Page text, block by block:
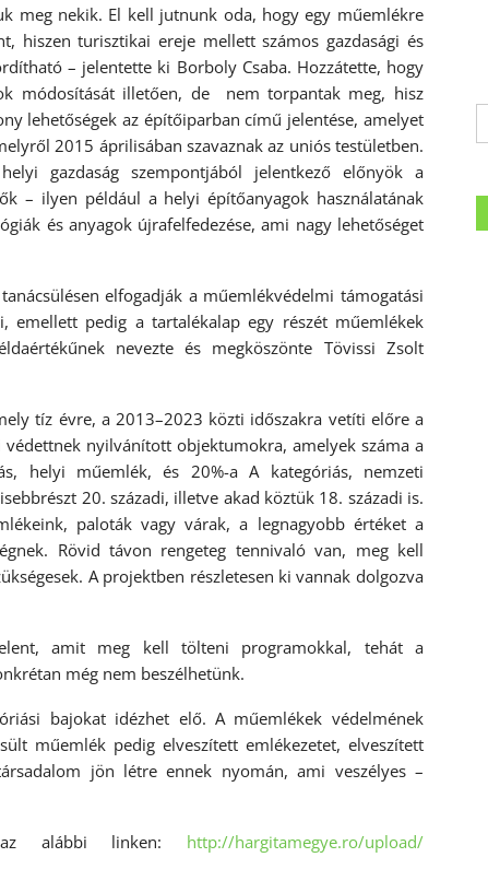
meg nekik. El kell jutnunk oda, hogy egy műemlékre
hiszen turisztikai ereje mellett számos gazdasági és
– jelentette ki Borboly Csaba. Hozzátette, hogy
módosítását illetően, de nem torpantak meg, hisz
lehetőségek az építőiparban című jelentése, amelyet
2015 áprilisában szavaznak az uniós testületben.
gazdaság szempontjából jelentkező előnyök a
– ilyen például a helyi építőanyagok használatának
és anyagok újrafelfedezése, ami nagy lehetőséget
elfogadják a műemlékvédelmi támogatási
emellett pedig a tartalékalap egy részét műemlékek
nevezte és megköszönte Tövissi Zsolt
tíz évre, a 2013–2023 közti időszakra vetíti előre a
nyilvánított objektumokra, amelyek száma a
helyi műemlék, és 20%-a A kategóriás, nemzeti
20. századi, illetve akad köztük 18. századi is.
paloták vagy várak, a legnagyobb értéket a
Rövid távon rengeteg tennivaló van, meg kell
A projektben részletesen ki vannak dolgozva
amit meg kell tölteni programokkal, tehát a
még nem beszélhetünk.
bajokat idézhet elő. A műemlékek védelmének
műemlék pedig elveszített emlékezetet, elveszített
jön létre ennek nyomán, ami veszélyes –
az alábbi linken: http://hargitamegye.ro/upload/